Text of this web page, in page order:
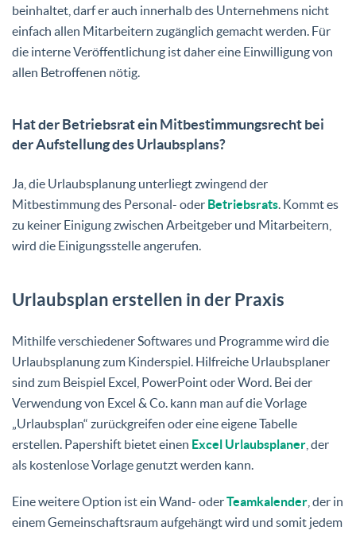
beinhaltet, darf er auch innerhalb des Unternehmens nicht
einfach allen Mitarbeitern zugänglich gemacht werden. Für
die interne Veröffentlichung ist daher eine Einwilligung von
allen Betroffenen nötig.
Hat der Betriebsrat ein Mitbestimmungsrecht bei
der Aufstellung des Urlaubsplans?
Ja, die Urlaubsplanung unterliegt zwingend der
Mitbestimmung des Personal- oder Betriebsrats. Kommt es
zu keiner Einigung zwischen Arbeitgeber und Mitarbeitern,
wird die Einigungsstelle angerufen.
Urlaubsplan erstellen in der Praxis
Mithilfe verschiedener Softwares und Programme wird die
Urlaubsplanung zum Kinderspiel. Hilfreiche Urlaubsplaner
sind zum Beispiel Excel, PowerPoint oder Word. Bei der
Verwendung von Excel & Co. kann man auf die Vorlage
„Urlaubsplan“ zurückgreifen oder eine eigene Tabelle
erstellen. Papershift bietet einen Excel Urlaubsplaner , der
als kostenlose Vorlage genutzt werden kann.
Eine weitere Option ist ein Wand- oderTeamkalender , der in
einem Gemeinschaftsraum aufgehängt wird und somit jedem